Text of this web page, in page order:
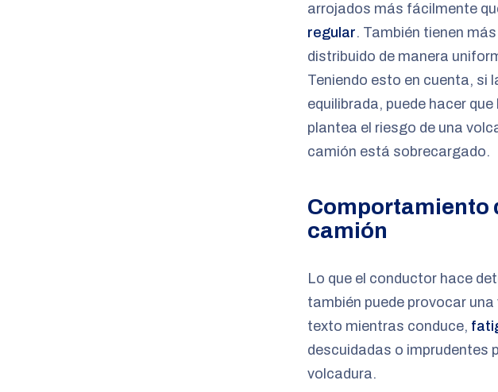
arrojados más fácilmente
regular. También tienen
distribuido de manera
Teniendo esto en cuenta, si
equilibrada, puede hacer
plantea el riesgo de una
camión está sobrecargado.
Comportamiento
camión
Lo que el conductor hace
también puede provocar
texto mientras conduce,
descuidadas o imprudentes
volcadura.